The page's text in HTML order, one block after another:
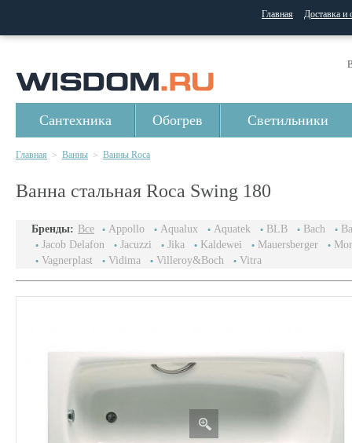
Главная Доставка и
Сантехника Обогрев Светильники
Главная > Ванны > Ванны Roca
Ванна стальная Roca Swing 180
Бренды: Все Appollo Aqualux Aquatek BLB Bach
Jacob Delafon
Jacuzzi Jika Kaldewei Mauersberger
Vagnerplast
Vidima Villeroy&Boch Vitra